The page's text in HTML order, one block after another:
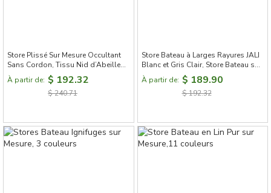
Store Plissé Sur Mesure Occultant
Sans Cordon, Tissu Nid d’Abeille
Imperméable, Isolation Thermique
À partir de: $ 192.32
$ 240.71
Store Bateau à Larges Rayures JALI
Blanc et Gris Clair, Store Bateau sur
Mesure, Store Bateau Lin
À partir de: $ 189.90
$ 192.32